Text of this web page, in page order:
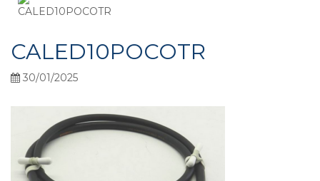
CALED10POCOTR
30/01/2025